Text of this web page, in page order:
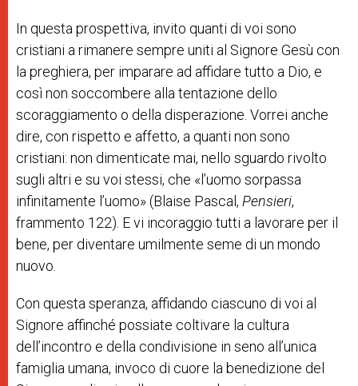
In questa prospettiva, invito quanti di voi sono
cristiani a rimanere sempre uniti al Signore Gesù con
la preghiera, per imparare ad affidare tutto a Dio, e
così non soccombere alla tentazione dello
scoraggiamento o della disperazione. Vorrei anche
dire, con rispetto e affetto, a quanti non sono
cristiani: non dimenticate mai, nello sguardo rivolto
sugli altri e su voi stessi, che «l’uomo sorpassa
infinitamente l’uomo» (Blaise Pascal, Pensieri,
frammento 122). E vi incoraggio tutti a lavorare per il
bene, per diventare umilmente seme di un mondo
nuovo.
Con questa speranza, affidando ciascuno di voi al
Signore affinché possiate coltivare la cultura
dell’incontro e della condivisione in seno all’unica
famiglia umana, invoco di cuore la benedizione del